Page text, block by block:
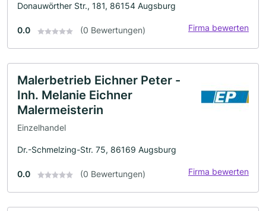
Donauwörther Str., 181, 86154 Augsburg
0.0 (0 Bewertungen) Firma bewerten
Malerbetrieb Eichner Peter -
Inh. Melanie Eichner
Malermeisterin
Einzelhandel
Dr.-Schmelzing-Str. 75, 86169 Augsburg
0.0 (0 Bewertungen) Firma bewerten